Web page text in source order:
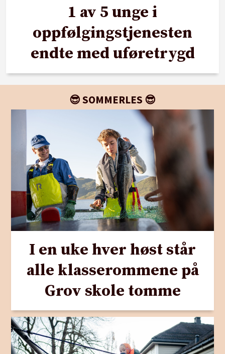
1 av 5 unge i
oppfølgingstjenesten
endte med uføretrygd
😎 SOMMERLES 😎
I en uke hver høst står
alle klasserommene på
Grov skole tomme